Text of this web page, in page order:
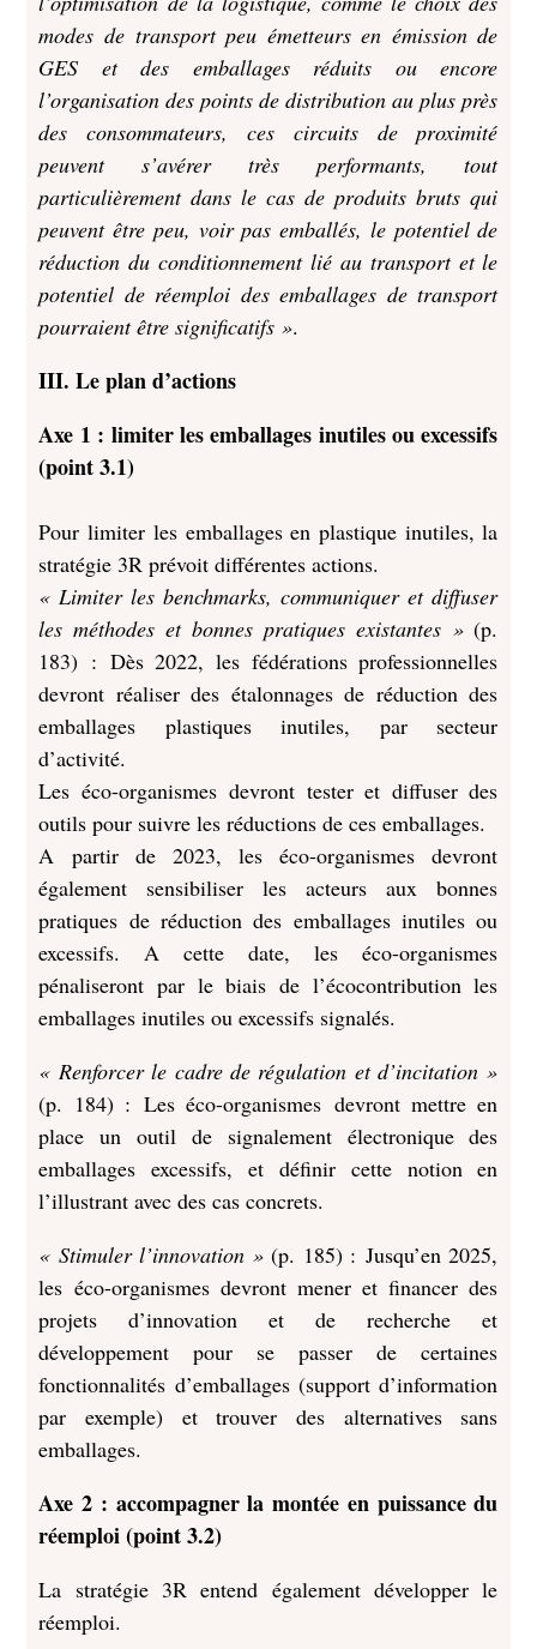
modes de transport peu émetteurs en émission de
GES et des emballages réduits ou encore
l’organisation des points de distribution au plus près
des consommateurs, ces circuits de proximité
peuvent s’avérer très performants, tout
particulièrement dans le cas de produits bruts qui
peuvent être peu, voir pas emballés, le potentiel de
réduction du conditionnement lié au transport et le
potentiel de réemploi des emballages de transport
pourraient être significatifs ».
III. Le plan d’actions
Axe 1 : limiter les emballages inutiles ou excessifs
(point 3.1)
Pour limiter les emballages en plastique inutiles, la
stratégie 3R prévoit différentes actions.
« Limiter les benchmarks, communiquer et diffuser
les méthodes et bonnes pratiques existantes »(p.
183) : Dès 2022, les fédérations professionnelles
devront réaliser des étalonnages de réduction des
emballages plastiques inutiles, par secteur
d’activité.
Les éco-organismes devront tester et diffuser des
outils pour suivre les réductions de ces emballages.
A partir de 2023, les éco-organismes devront
également sensibiliser les acteurs aux bonnes
pratiques de réduction des emballages inutiles ou
excessifs. A cette date, les éco-organismes
pénaliseront par le biais de l’écocontribution les
emballages inutiles ou excessifs signalés.
« Renforcer le cadre de régulation et d’incitation »
(p. 184) : Les éco-organismes devront mettre en
place un outil de signalement électronique des
emballages excessifs, et définir cette notion en
l’illustrant avec des cas concrets.
« Stimuler l’innovation »(p. 185) : Jusqu’en 2025,
les éco-organismes devront mener et financer des
projets d’innovation et de recherche et
développement pour se passer de certaines
fonctionnalités d’emballages (support d’information
par exemple) et trouver des alternatives sans
emballages.
Axe 2 : accompagner la montée en puissance du
réemploi (point 3.2)
La stratégie 3R entend également développer le
réemploi.